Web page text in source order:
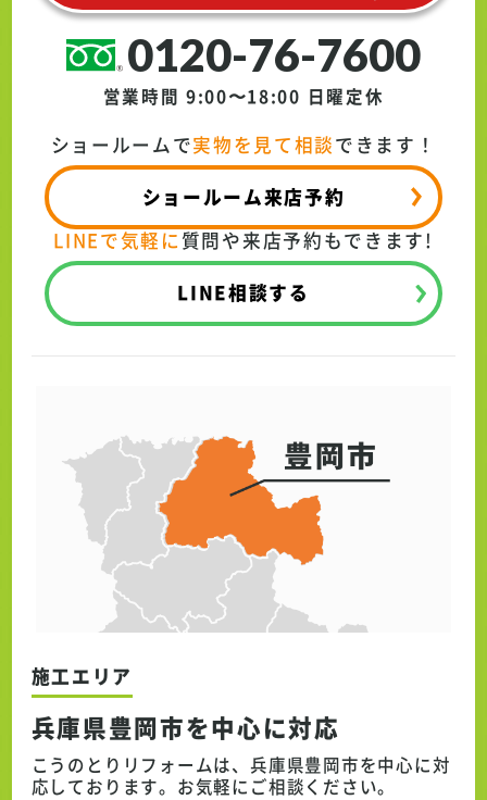
0120-76-7600
営業時間 9:00〜18:00 日曜定休
LINEで気軽に 質問や来店予約もできます!
LINE相談する
ショールームで実物を見て相談できます！
ショールーム来店予約
施工エリア
兵庫県豊岡市を中心に対応
こうのとりリフォームは、兵庫県豊岡市を中心に対
応しております。 お気軽にご相談ください。